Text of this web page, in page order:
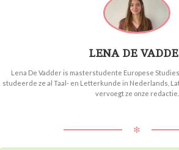
LENA DE
Lena De Vadder is masterstudente Europese
studeerde ze al Taal- en Letterkunde in Nederlands,
vervoegt ze onze redactie.
✻